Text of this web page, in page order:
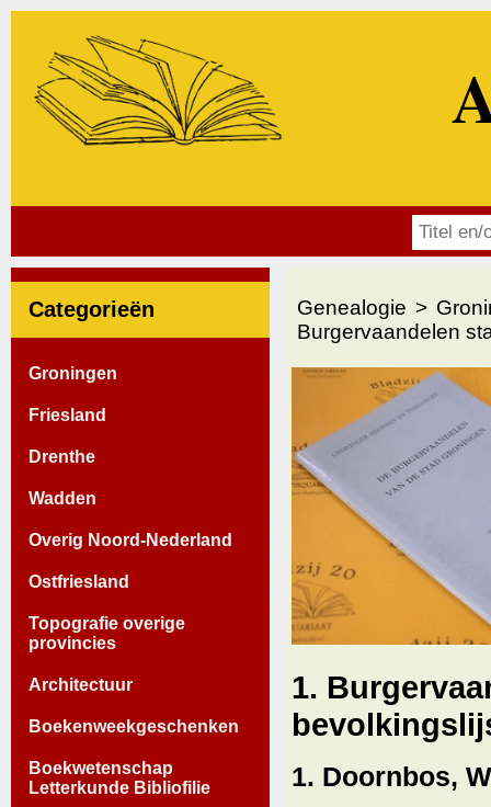
Categorieën
Groningen
Friesland
Drenthe
Wadden
Overig Noord-Nederland
Ostfriesland
Topografie overige
provincies
Architectuur
Boekenweekgeschenken
Boekwetenschap
Letterkunde Bibliofilie
Genealogie
Burgervaandelen
1.
1. Doornbos,